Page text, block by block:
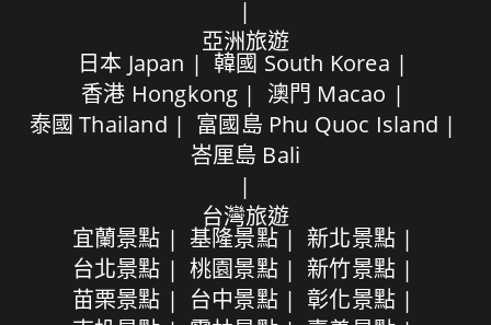
亞洲旅遊
日本 Japan
韓國 South Korea
香港 Hongkong
澳門 Macao
泰國 Thailand
富國島 Phu Quoc Island
峇厘島 Bali
台灣旅遊
宜蘭景點 基隆景點
新北景點
台北景點
桃園景點
新竹景點
苗栗景點
台中景點
彰化景點